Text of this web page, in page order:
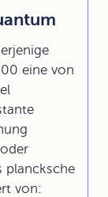
eine von
plancksche
von: